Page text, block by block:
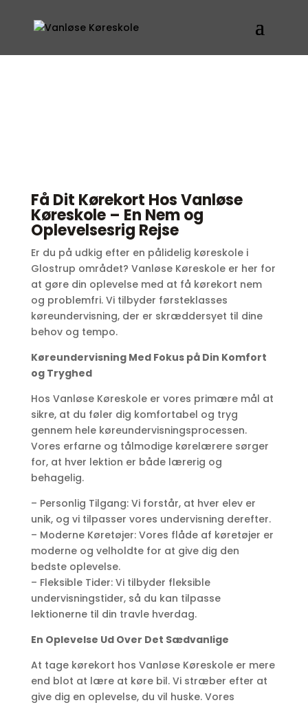
Få Dit Kørekort Hos Vanløse
Køreskole – En Nem og
Oplevelsesrig Rejse
Er du på udkig efter en pålidelig køreskole i
Glostrup området? Vanløse Køreskole er her for
at gøre din oplevelse med at få kørekort nem
og problemfri. Vi tilbyder førsteklasses
køreundervisning, der er skræddersyet til dine
behov og tempo.
Køreundervisning Med Fokus på Din Komfort
og Tryghed
Hos Vanløse Køreskole er vores primære mål at
sikre, at du føler dig komfortabel og tryg
gennem hele køreundervisningsprocessen.
Vores erfarne og tålmodige kørelærere sørger
for, at hver lektion er både lærerig og
behagelig.
– Personlig Tilgang: Vi forstår, at hver elev er
unik, og vi tilpasser vores undervisning derefter.
– Moderne Køretøjer: Vores flåde af køretøjer er
moderne og velholdte for at give dig den
bedste oplevelse.
– Fleksible Tider: Vi tilbyder fleksible
undervisningstider, så du kan tilpasse
lektionerne til din travle hverdag.
En Oplevelse Ud Over Det Sædvanlige
At tage kørekort hos Vanløse Køreskole er mere
end blot at lære at køre bil. Vi stræber efter at
give dig en oplevelse, du vil huske. Vores